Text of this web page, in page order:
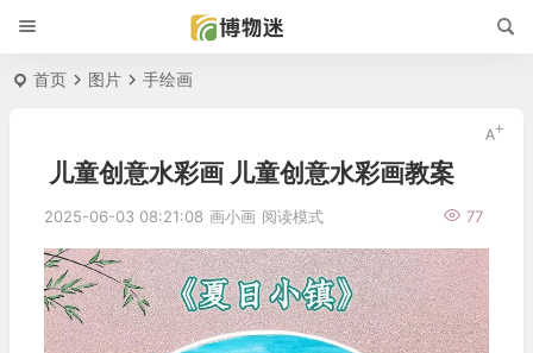
首页 图片 手绘画
儿童创意水彩画 儿童创意水彩画教案
2025-06-03 08:21:08 画小画 77
阅读模式